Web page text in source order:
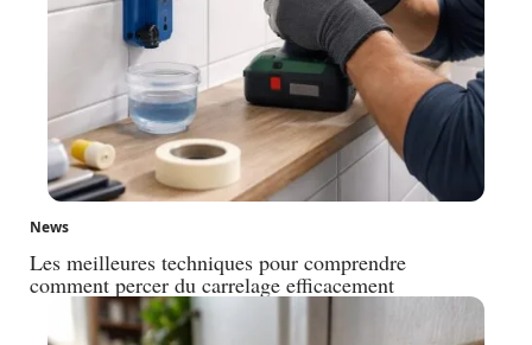
News
Les meilleures techniques pour comprendre
comment percer du carrelage efficacement